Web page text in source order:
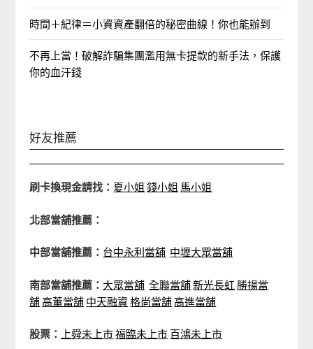
時間＋紀律＝小資資產翻倍的秘密曲線！你也能辦到
不再上當！破解詐騙集團濫用無卡提款的新手法，保護
你的血汗錢
好友推薦
刷卡換現金請找： 夏小姐 錢小姐 馬小姐
北部當舖推薦：
中部當舖推薦： 台中永利當舖 中壢大眾當舖
南部當舖推薦： 大眾當舖 全聯當舖新光長虹 勝揚當
舖高董當舖 中天融資格尚當舖高進當舖
股票： 上舜未上市福臨未上市 百鴻未上市